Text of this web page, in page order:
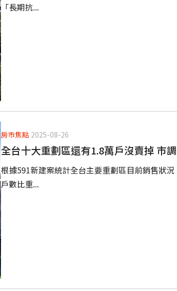
「長期抗...
房市焦點 2025-08-26
全台十大重劃區還有1.8萬戶沒賣掉 市
根據591新建案統計全台主要重劃區目前銷售狀
戶數比重...